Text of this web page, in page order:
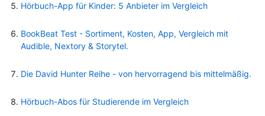
Hörbuch-App für Kinder: 5 Anbieter im Vergleich
BookBeat Test - Sortiment, Kosten, App, Vergleich mit
Audible, Nextory & Storytel.
Die David Hunter Reihe - von hervorragend bis mittelmäßig.
Hörbuch-Abos für Studierende im Vergleich